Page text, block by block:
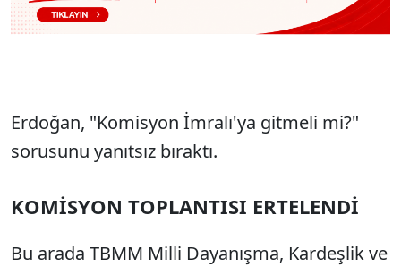
Erdoğan, "Komisyon İmralı'ya gitmeli mi?"
sorusunu yanıtsız bıraktı.
KOMİSYON TOPLANTISI ERTELENDİ
Bu arada TBMM Milli Dayanışma, Kardeşlik ve